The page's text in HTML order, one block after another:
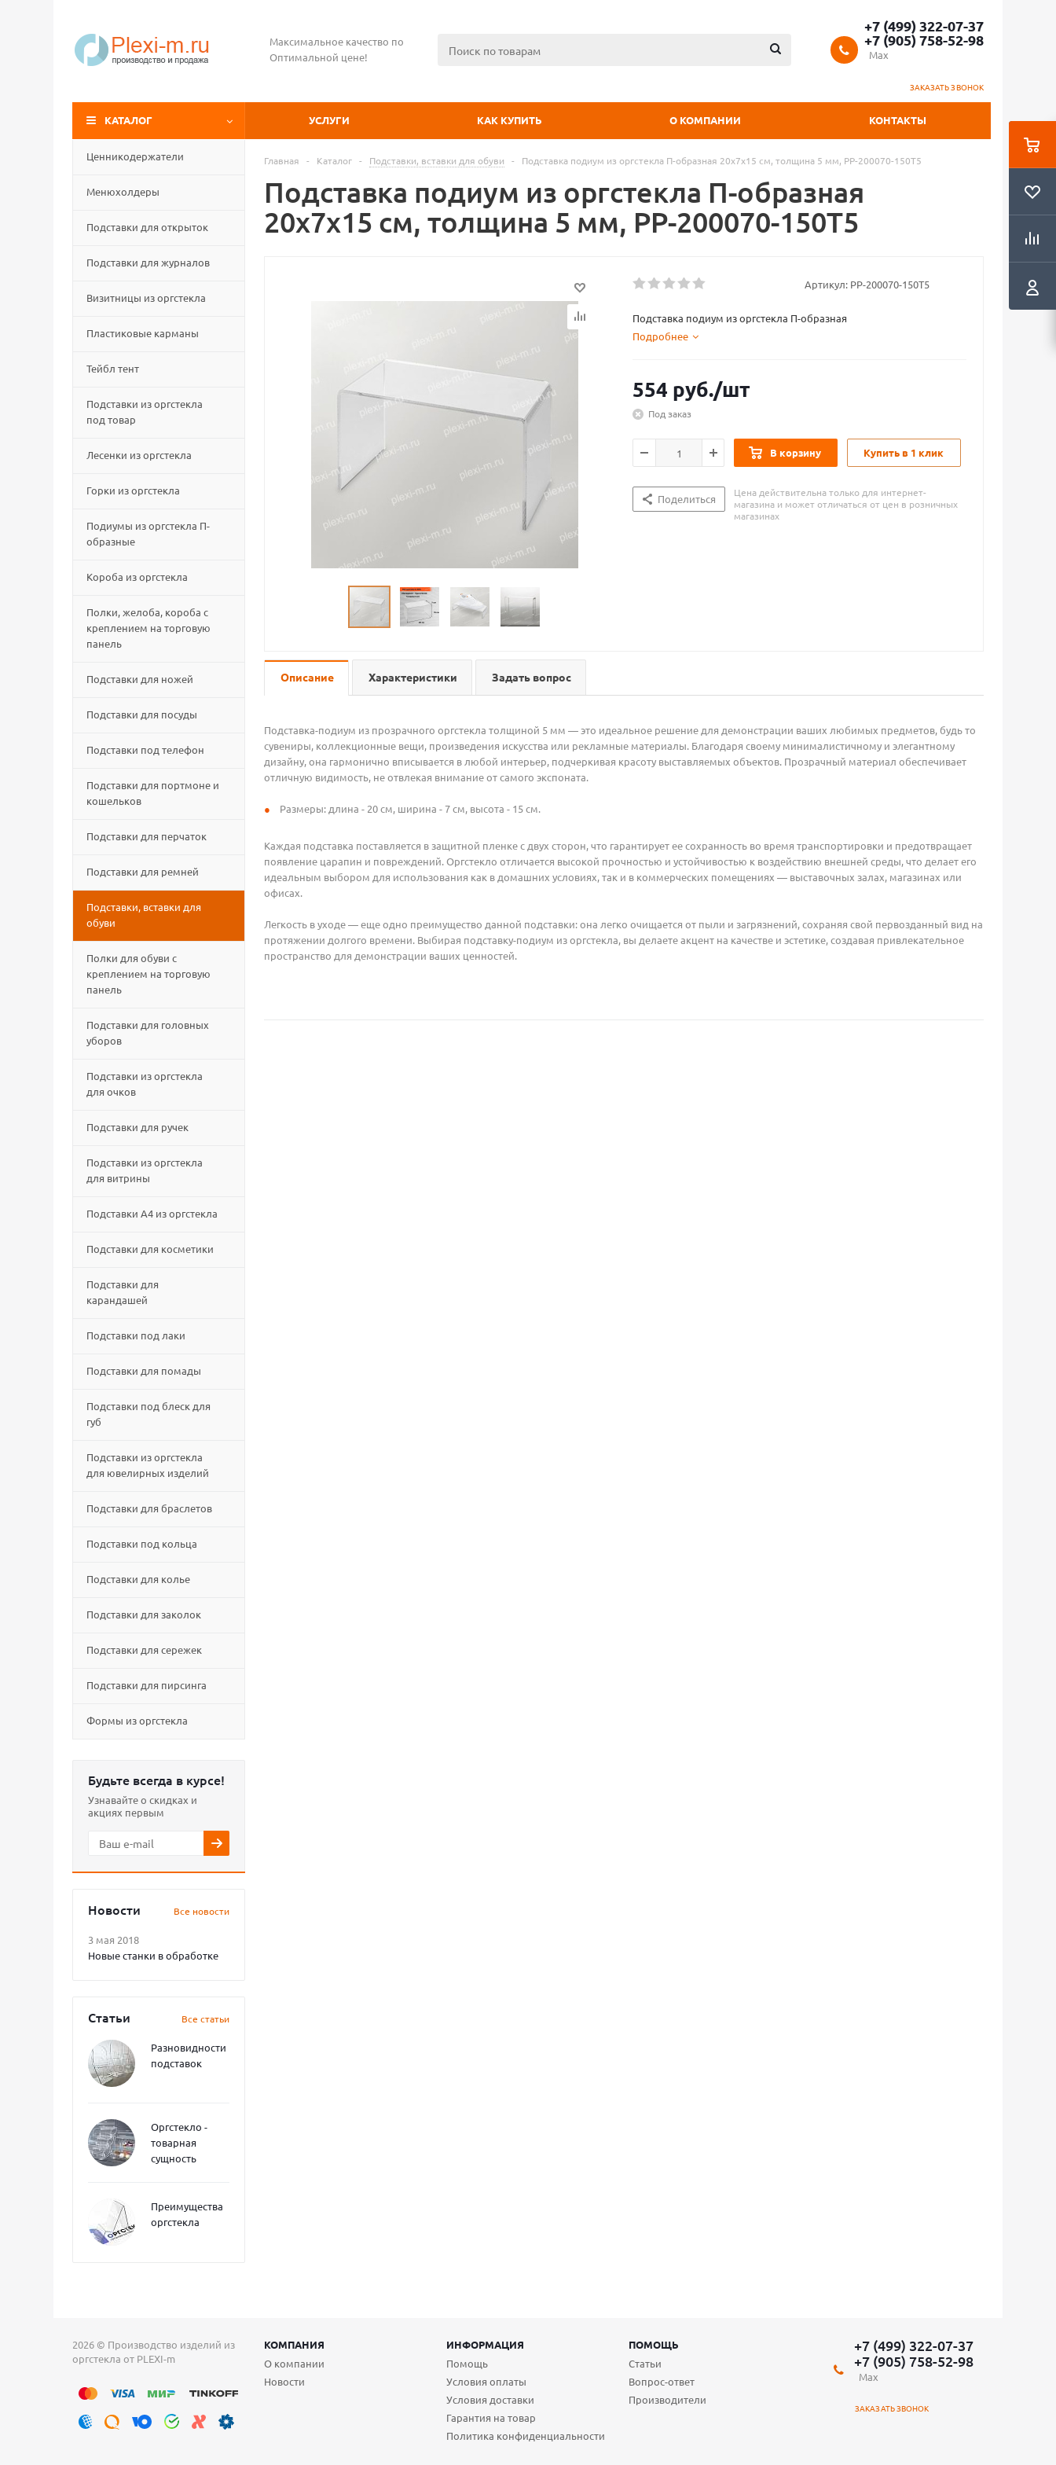
Максимальное качество по
Оптимальной цене!
+7 (499) 322-07-37
+7 (905) 758-52-98
Max
ЗАКАЗАТЬ ЗВОНОК
КАТАЛОГ УСЛУГИ КАК КУПИТЬ О КОМПАНИИ КОНТАКТЫ
Ценникодержатели
Менюхолдеры
Подставки для открыток
Подставки для журналов
Визитницы из оргстекла
Пластиковые карманы
Тейбл тент
Подставки из оргстекла
под товар
Лесенки из оргстекла
Горки из оргстекла
Подиумы из оргстекла П-
образные
Короба из оргстекла
Полки, желоба, короба с
креплением на торговую
панель
Подставки для ножей
Подставки для посуды
Подставки под телефон
Подставки для портмоне и
кошельков
Подставки для перчаток
Подставки для ремней
Подставки, вставки для
обуви
Полки для обуви с
креплением на торговую
панель
Подставки для головных
уборов
Подставки из оргстекла
для очков
Подставки для ручек
Подставки из оргстекла
для витрины
Подставки А4 из оргстекла
Подставки для косметики
Подставки для
карандашей
Подставки под лаки
Подставки для помады
Подставки под блеск для
губ
Подставки из оргстекла
для ювелирных изделий
Подставки для браслетов
Подставки под кольца
Подставки для колье
Подставки для заколок
Подставки для сережек
Подставки для пирсинга
Формы из оргстекла
Будьте всегда в курсе!
Узнавайте о скидках и
акциях первым
Новости Все новости
3 мая 2018
Новые станки в обработке
Статьи Все статьи
Разновидности
подставок
Оргстекло -
товарная
сущность
Преимущества
оргстекла
Главная - Каталог - Подставки, вставки для обуви - Подставка подиум из оргстекла П-образная 20х7х15 см, толщина 5 мм, PP-200070-150T5
Подставка подиум из оргстекла П-образная
20х7х15 см, толщина 5 мм, PP-200070-150T5
Артикул: PP-200070-150T5
Подставка подиум из оргстекла П-образная
Подробнее
554 руб./шт
Под заказ
В корзину Купить в 1 клик
Поделиться
Цена действительна только для интернет-
магазина и может отличаться от цен в розничных
магазинах
Описание Характеристики Задать вопрос
Подставка-подиум из прозрачного оргстекла толщиной 5 мм — это идеальное решение для демонстрации ваших любимых предметов, будь то
сувениры, коллекционные вещи, произведения искусства или рекламные материалы. Благодаря своему минималистичному и элегантному
дизайну, она гармонично вписывается в любой интерьер, подчеркивая красоту выставляемых объектов. Прозрачный материал обеспечивает
отличную видимость, не отвлекая внимание от самого экспоната.
Размеры: длина - 20 см, ширина - 7 см, высота - 15 см.
Каждая подставка поставляется в защитной пленке с двух сторон, что гарантирует ее сохранность во время транспортировки и предотвращает
появление царапин и повреждений. Оргстекло отличается высокой прочностью и устойчивостью к воздействию внешней среды, что делает его
идеальным выбором для использования как в домашних условиях, так и в коммерческих помещениях — выставочных залах, магазинах или
офисах.
Легкость в уходе — еще одно преимущество данной подставки: она легко очищается от пыли и загрязнений, сохраняя свой первозданный вид на
протяжении долгого времени. Выбирая подставку-подиум из оргстекла, вы делаете акцент на качестве и эстетике, создавая привлекательное
пространство для демонстрации ваших ценностей.
2026 © Производство изделий из
оргстекла от PLEXI-m
КОМПАНИЯ ИНФОРМАЦИЯ
ПОМОЩЬ
О компании
Новости
Помощь
Условия оплаты
Условия доставки
Гарантия на товар
Политика конфиденциальности
Статьи
Вопрос-ответ
Производители
+7 (499) 322-07-37
+7 (905) 758-52-98
Max
ЗАКАЗАТЬ ЗВОНОК